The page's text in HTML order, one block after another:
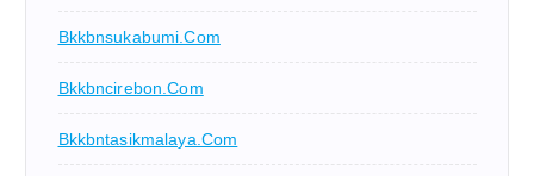
Bkkbnsukabumi.com
Bkkbncirebon.com
Bkkbntasikmalaya.com